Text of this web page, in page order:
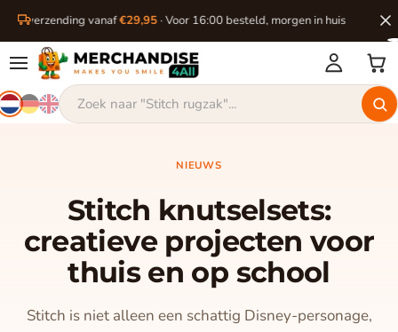
verzending vanaf€29,95· Voor 16:00 besteld, morgen in huis
NIEUWS
Stitch knutselsets:
creatieve projecten voor
thuis en op school
Stitch is niet alleen een schattig Disney-personage,